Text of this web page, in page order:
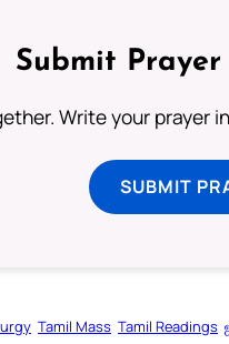
Submit
Write your prayer
SUBMIT
Tamil Mass Tamil Readings